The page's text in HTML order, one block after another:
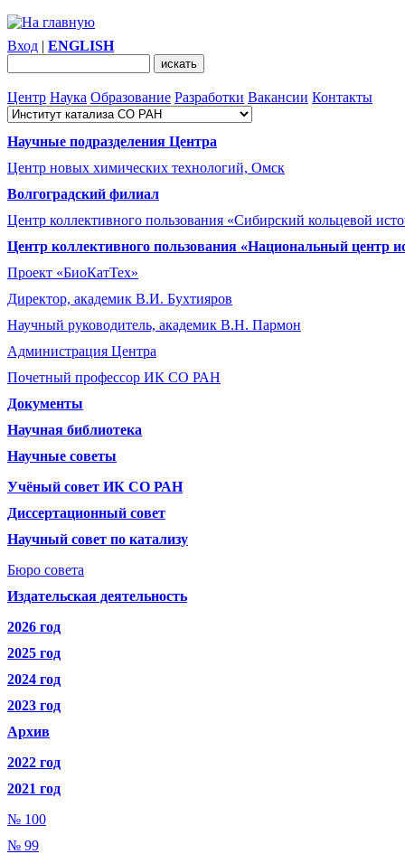
Вход | ENGLISH
Центр Наука Образование Разработки Вакансии Контакты
Научные подразделения Центра
Центр новых химических технологий, Омск
Волгоградский филиал
Центр коллективного пользования «Сибирский кольцевой
Центр коллективного пользования «Национальный центр
Проект «БиоКатТех»
Директор, академик В.И. Бухтияров
Научный руководитель, академик В.Н. Пармон
Администрация Центра
Почетный профессор ИК СО РАН
Документы
Научная библиотека
Научные советы
Учёный совет ИК СО РАН
Диссертационный совет
Научный совет по катализу
Бюро совета
Издательская деятельность
2026 год
2025 год
2024 год
2023 год
Архив
2022 год
2021 год
№ 100
№ 99